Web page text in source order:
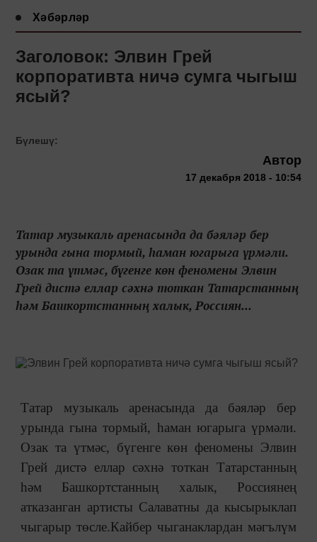
Хәбәрләр
Заголовок: Элвин Грей
корпоративта ничә сумга чыгыш
ясый?
Бүлешү:
Автор
17 декабря 2018 - 10:54
Татар музыкаль аренасында да бәяләр бер
урында гына тормый, һаман югарыга үрмәли.
Озак та үтмәс, бүгенге көн феномены Элвин
Грей дистә еллар сәхнә тоткан Татарстанның
һәм Башкортстанның халык, Россиян...
Татар музыкаль аренасында да бәяләр бер
урында гына тормый, һаман югарыга үрмәли.
Озак та үтмәс, бүгенге көн феномены Элвин
Грей дистә еллар сәхнә тоткан Татарстанның
һәм Башкортстанның халык, Россиянең
атказанган артисты Салаватны да кысырыклап
чыгарыр төсле.Кайбер чыганаклардан мәгълүм